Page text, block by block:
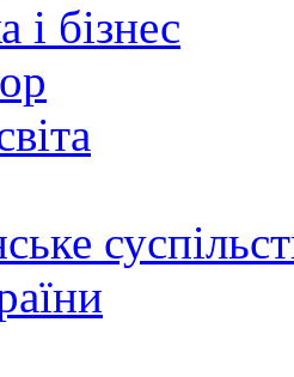
і бізнес